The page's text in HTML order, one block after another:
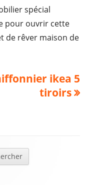
spécial
pour ouvrir cette
de rêver maison de
ikea 5
tiroirs